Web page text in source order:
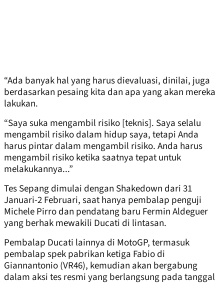
“Ada banyak hal yang harus dievaluasi, dinilai, juga
berdasarkan pesaing kita dan apa yang akan mereka
lakukan.
“Saya suka mengambil risiko [teknis]. Saya selalu
mengambil risiko dalam hidup saya, tetapi Anda
harus pintar dalam mengambil risiko. Anda harus
mengambil risiko ketika saatnya tepat untuk
melakukannya...”
Tes Sepang dimulai dengan Shakedown dari 31
Januari-2 Februari, saat hanya pembalap penguji
Michele Pirro dan pendatang baru Fermin Aldeguer
yang berhak mewakili Ducati di lintasan.
Pembalap Ducati lainnya di MotoGP, termasuk
pembalap spek pabrikan ketiga Fabio di
Giannantonio (VR46), kemudian akan bergabung
dalam aksi tes resmi yang berlangsung pada tanggal